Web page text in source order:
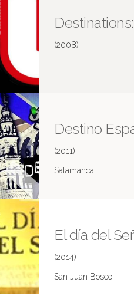
(2008)
Destino
(2011)
Salamanca
El día del
(2014)
San Juan Bosco